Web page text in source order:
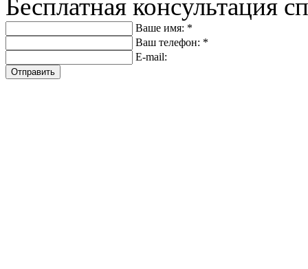
Бесплатная консультация
Ваше имя: *
Ваш телефон: *
E-mail:
Отправить